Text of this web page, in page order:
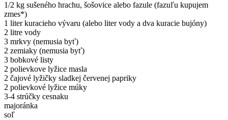
1/2 kg sušeného hrachu, šošovice alebo fazule (fazuľu kupujem
zmes*)
1 liter kuracieho vývaru (alebo liter vody a dva kuracie bujóny)
2 litre vody
3 mrkvy (nemusia byť)
2 zemiaky (nemusia byť)
3 bobkové listy
2 polievkove lyžice masla
2 čajové lyžičky sladkej červenej papriky
2 polievkové lyžice múky
3-4 strúčky cesnaku
majoránka
soľ